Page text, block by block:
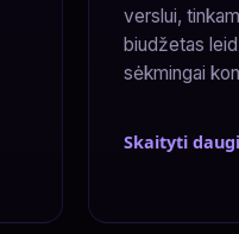
verslui,
biudžetas
sėkmingai
Skaityti